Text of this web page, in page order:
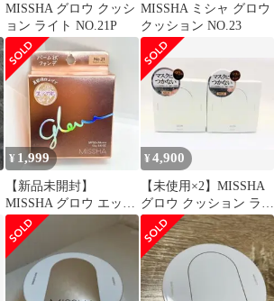
MISSHA グロウ クッシ
ョン ライト NO.21P
MISSHA ミシャ グロウ
クッション NO.23
¥ 1,999
【新品未開封】
MISSHA グロウ エッセ
ンスパクト No.21 ライ
トベージュ
¥4,900
【未使用×2】MISSHA
グロウ クッション ライ
ト NO.23 SPF37